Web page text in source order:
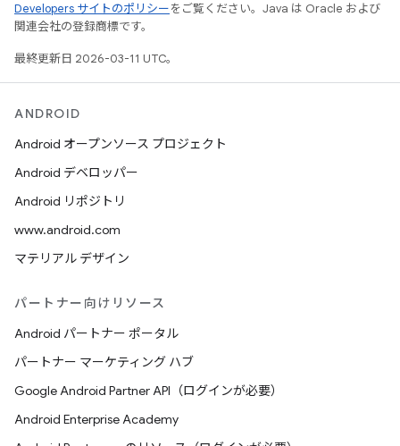
Developers サイトのポリシーをご覧ください。Java は Oracle および
関連会社の登録商標です。
最終更新日 2026-03-11 UTC。
ANDROID
Android オープンソース プロジェクト
Android デベロッパー
Android リポジトリ
www.android.com
マテリアル デザイン
パートナー向けリソース
Android パートナー ポータル
パートナー マーケティング ハブ
Google Android Partner API（ログインが必要）
Android Enterprise Academy